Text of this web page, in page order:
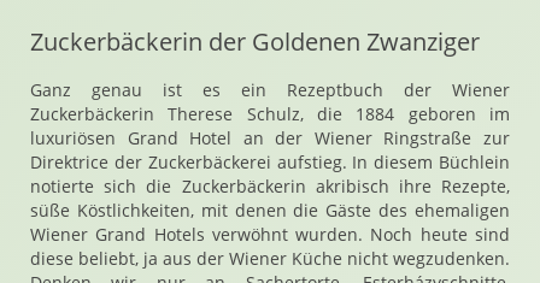
Zuckerbäckerin der Goldenen Zwanziger
Ganz genau ist es ein Rezeptbuch der Wiener
Zuckerbäckerin Therese Schulz, die 1884 geboren im
luxuriösen Grand Hotel an der Wiener Ringstraße zur
Direktrice der Zuckerbäckerei aufstieg. In diesem Büchlein
notierte sich die Zuckerbäckerin akribisch ihre Rezepte,
süße Köstlichkeiten, mit denen die Gäste des ehemaligen
Wiener Grand Hotels verwöhnt wurden. Noch heute sind
diese beliebt, ja aus der Wiener Küche nicht wegzudenken.